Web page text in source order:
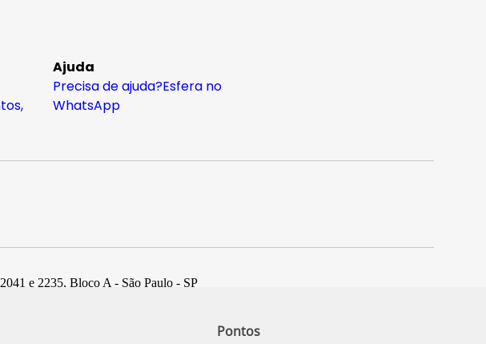
Pontos
Ajuda
Precisa de ajuda?Esfera no
WhatsApp
e 2235, Bloco A - São Paulo - SP